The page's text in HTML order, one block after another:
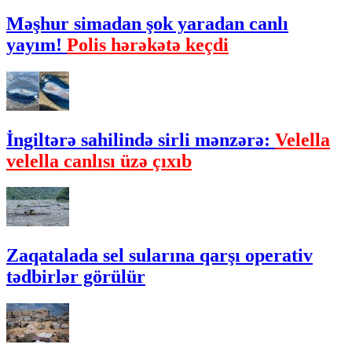
Məşhur simadan şok yaradan canlı
yayım! Polis hərəkətə keçdi
İngiltərə sahilində sirli mənzərə: Velella
velella canlısı üzə çıxıb
Zaqatalada sel sularına qarşı operativ
tədbirlər görülür